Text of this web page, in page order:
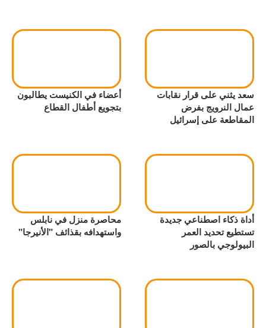
سعد يثني على قرار نقابات
عمال النرويج بفرض
المقاطعة على إسرائيل
أعضاء في الكنيست يطالبون
بتجويع أطفال القطاع
أداة ذكاء اصطناعي جديدة
تستطيع تحديد العمر
البيولوجي بالصور
محاصرة منزل في نابلس
واستهدافه بقذائف "الأنيرجا"